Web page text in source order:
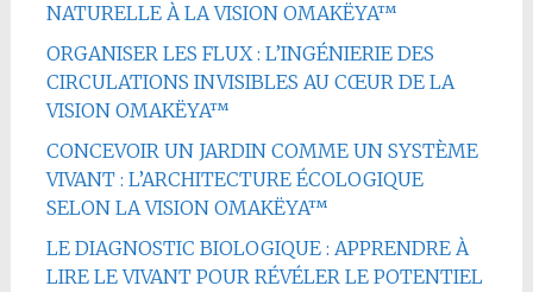
NATURELLE À LA VISION OMAKËYA™
ORGANISER LES FLUX : L’INGÉNIERIE DES
CIRCULATIONS INVISIBLES AU CŒUR DE LA
VISION OMAKËYA™
CONCEVOIR UN JARDIN COMME UN SYSTÈME
VIVANT : L’ARCHITECTURE ÉCOLOGIQUE
SELON LA VISION OMAKËYA™
LE DIAGNOSTIC BIOLOGIQUE : APPRENDRE À
LIRE LE VIVANT POUR RÉVÉLER LE POTENTIEL